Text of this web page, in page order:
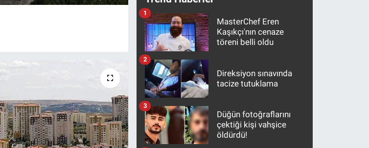
MasterChef Eren
Kaşıkçı'nın cenaze
töreni belli oldu
1
Direksiyon sınavında
tacize tutuklama
2
Düğün fotoğraflarını
çektiği kişi vahşice
öldürdü!
3